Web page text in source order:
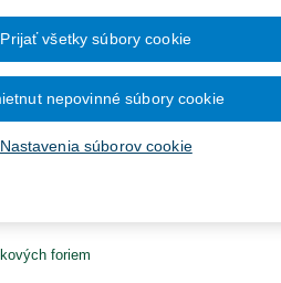
na
zdravotnej
Ročník 2013
Ročník 2012
– Produkty
foriem
Nastavenia súborov cookie
nepovinné súbory cookie
Prijať všetky súbory cookie